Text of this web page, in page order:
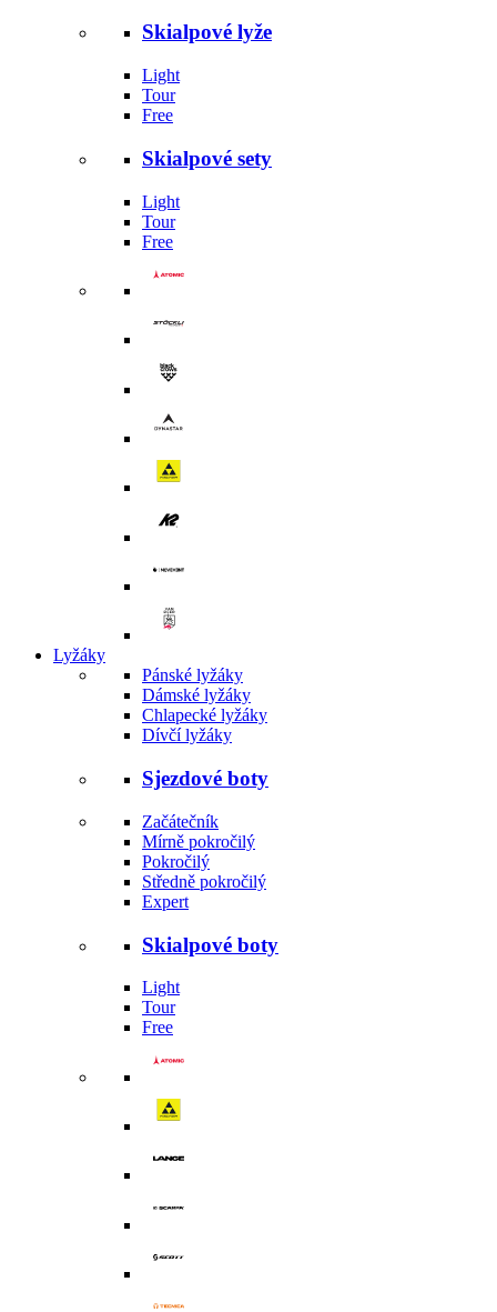
Skialpové lyže
Light
Tour
Free
Skialpové sety
Light
Tour
Free
Lyžáky
Pánské lyžáky
Dámské lyžáky
Chlapecké lyžáky
Dívčí lyžáky
Sjezdové boty
Začátečník
Mírně pokročilý
Pokročilý
Středně pokročilý
Expert
Skialpové boty
Light
Tour
Free